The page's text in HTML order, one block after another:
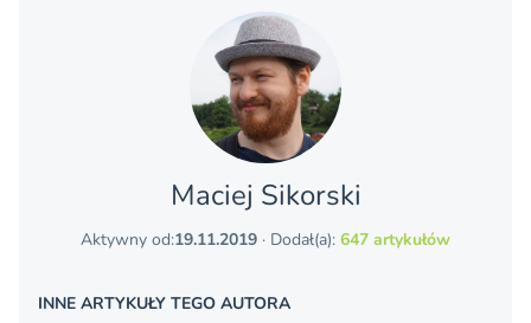
Maciej Sikorski
Aktywny od:19.11.2019 · Dodał(a): 647 artykułów
INNE ARTYKUŁY TEGO AUTORA